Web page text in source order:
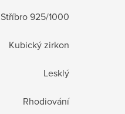
Stříbro 925/1000
Kubický zirkon
Lesklý
Rhodiování